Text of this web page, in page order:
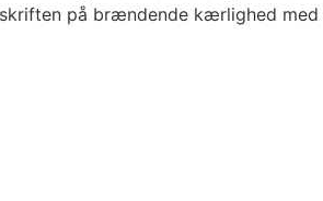
på brændende kærlighed med